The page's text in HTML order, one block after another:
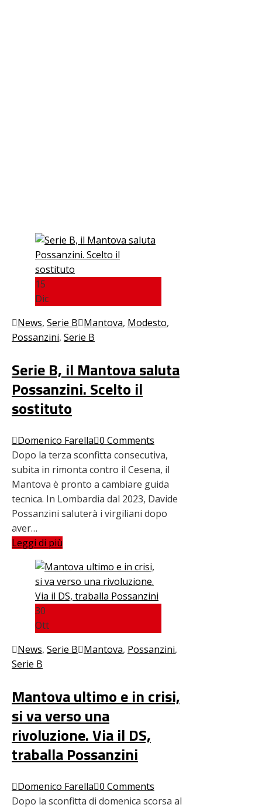
15
Dic
News, Serie B Mantova, Modesto,
Possanzini, Serie B
Serie B, il Mantova saluta
Possanzini. Scelto il
sostituto
Domenico Farella 0 Comments
Dopo la terza sconfitta consecutiva,
subita in rimonta contro il Cesena, il
Mantova è pronto a cambiare guida
tecnica. In Lombardia dal 2023, Davide
Possanzini saluterà i virgiliani dopo
aver…
Leggi di più
30
Ott
News, Serie B Mantova, Possanzini,
Serie B
Mantova ultimo e in crisi,
si va verso una
rivoluzione. Via il DS,
traballa Possanzini
Domenico Farella 0 Comments
Dopo la sconfitta di domenica scorsa al